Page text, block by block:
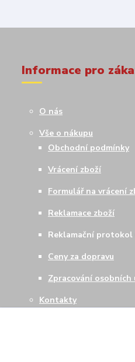
Informace pro
O nás
Vše o nákupu
Obchodní podmínky
Vrácení zboží
Formulář na vrácení
Reklamace zboží
Reklamační protokol
Ceny za dopravu
Zpracování osobních
Kontakty